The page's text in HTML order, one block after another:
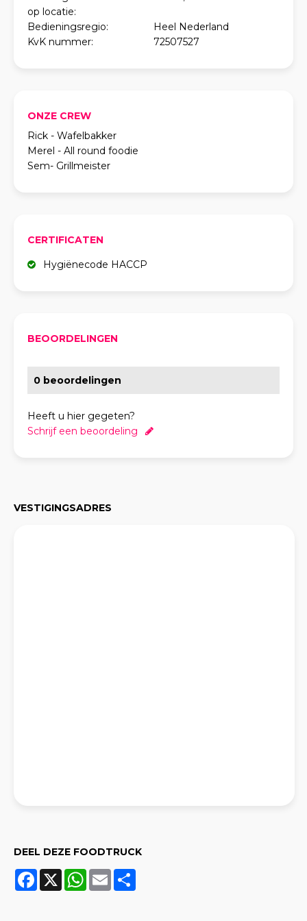
op locatie:
Bedieningsregio:
Heel Nederland
KvK nummer:
72507527
ONZE CREW
Rick - Wafelbakker
Merel - All round foodie
Sem- Grillmeister
CERTIFICATEN
Hygiënecode HACCP
BEOORDELINGEN
0 beoordelingen
Heeft u hier gegeten?
Schrijf een beoordeling
VESTIGINGSADRES
DEEL DEZE FOODTRUCK
Facebook
X WhatsApp
Email